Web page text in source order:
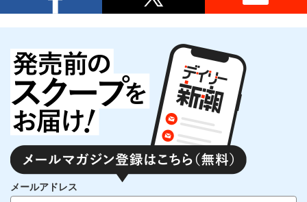
メールアドレス